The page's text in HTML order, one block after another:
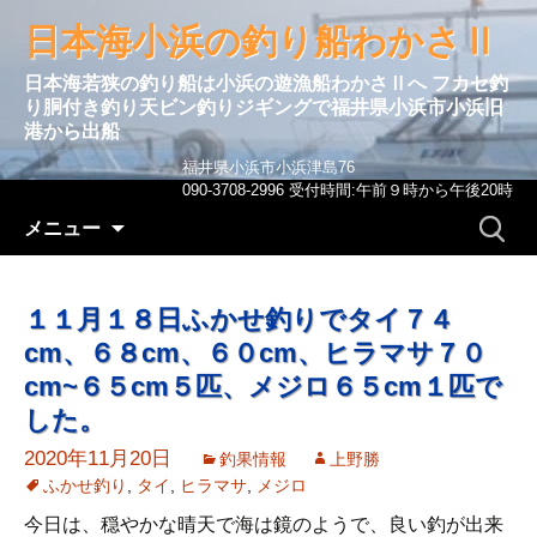
日本海小浜の釣り船わかさⅡ
日本海若狭の釣り船は小浜の遊漁船わかさⅡへ フカセ釣
り胴付き釣り天ビン釣りジギングで福井県小浜市小浜旧
港から出船
福井県小浜市小浜津島76
090-3708-2996 受付時間:午前９時から午後20時
メニュー
検
１１月１８日ふかせ釣りでタイ７４
cm、６８cm、６０cm、ヒラマサ７０
cm~６５cm５匹、メジロ６５cm１匹で
した。
2020年11月20日 釣果情報
上野勝
ふかせ釣り
タイ ヒラマサ メジロ
今日は、穏やかな晴天で海は鏡のようで、良い釣が出来